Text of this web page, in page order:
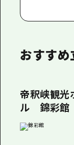
おすす
帝釈峡観光
ル 錦彩館